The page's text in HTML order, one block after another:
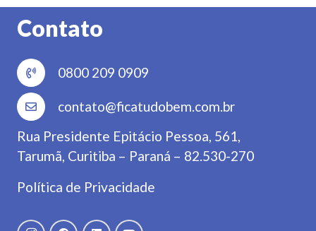
Contato
0800 209 0909
contato@ficatudobem.com.br
Rua Presidente Epitácio Pessoa, 561,
Tarumã, Curitiba – Paraná – 82.530-270
Política de Privacidade